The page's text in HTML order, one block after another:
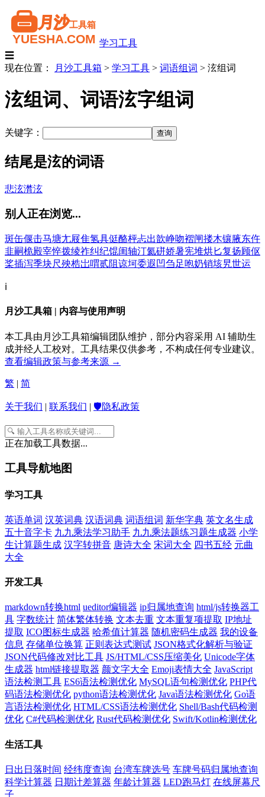
学习工具
☰
现在位置：
月沙工具箱 > 学习工具 > 词语组词 > 泫组词
泫组词、词语泫字组词
关键字：
结尾是泫的词语
悲泫潸泫
别人正在浏览...
斑缶偃击马塘尢屐隹氢具侹酪枰忐出歆峥吻褶闸搂木镶腋东仵
韭嗣桅殿宰悴拨绫祚纠纪馄闺轴汀氦硑娇暑宪堆烘 匕复扬顾伛
桨插泻季块尺殃梏岀喟贰阻谅坷委遐 凹刍足咆奶销垓旯世运
ℹ️
月沙工具箱 | 内容与使用声明
本工具由月沙工具箱编辑团队维护，部分内容采用 AI 辅助生
成并经人工校对。工具结果仅供参考，不构成任何专业建议。
查看编辑政策与参考来源 →
繁 | 简
关于我们 | 联系我们 | 🛡️隐私政策
正在加载工具数据...
工具导航地图
学习工具
英语单词 汉英词典 汉语词典 词语组词 新华字典 英文名生成
五十音字卡 九九乘法学习助手 九九乘法题练习题生成器 小学
生计算题生成 汉字转拼音 唐诗大全 宋词大全 四书五经 元曲
大全
开发工具
markdown转换html ueditor编辑器 ip归属地查询 html/js转换器工
具 字数统计 简体繁体转换 文本去重 文本重复项提取 IP地址
提取 ICO图标生成器 哈希值计算器 随机密码生成器 我的设备
信息 存储单位换算 正则表达式测试 JSON格式化解析与验证
JSON代码修改对比工具 JS/HTML/CSS压缩美化 Unicode字体
生成器 html链接提取器 颜文字大全 Emoji表情大全 JavaScript
语法检测工具 ES6语法检测优化 MySQL语句检测优化 PHP代
码语法检测优化 python语法检测优化 Java语法检测优化 Go语
言语法检测优化 HTML/CSS语法检测优化 Shell/Bash代码检测
优化 C#代码检测优化 Rust代码检测优化 Swift/Kotlin检测优化
生活工具
日出日落时间 经纬度查询 台湾车牌选号 车牌号码归属地查询
科学计算器 日期计差算器 年龄计算器 LED跑马灯 在线屏幕尺
子